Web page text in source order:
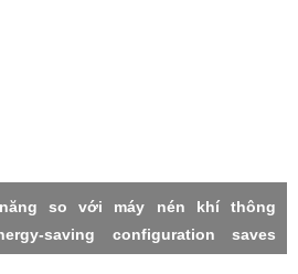
so với máy nén khí thông
saving configuration saves